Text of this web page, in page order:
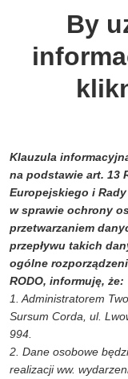
By
Klauzula
na podstawie art. 13
Europejskiego i Rady
w sprawie ochrony
przetwarzaniem
przepływu takich
ogólne
RODO, informuję, że:
1. Administratorem
Sursum Corda, ul.
994.
2. Dane osobowe
realizacji ww.